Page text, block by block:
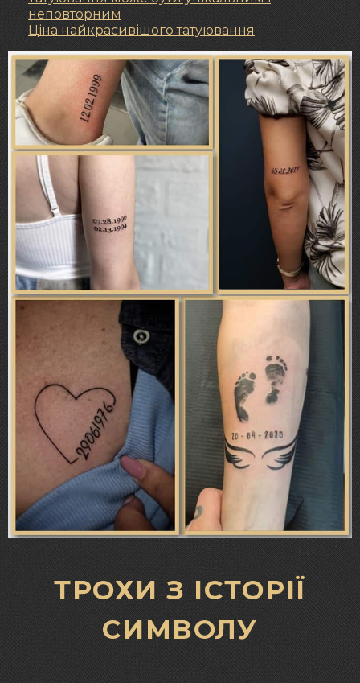
неповторним
Ціна найкрасивішого татуювання
ТРОХИ З ІСТОРІЇ
СИМВОЛУ